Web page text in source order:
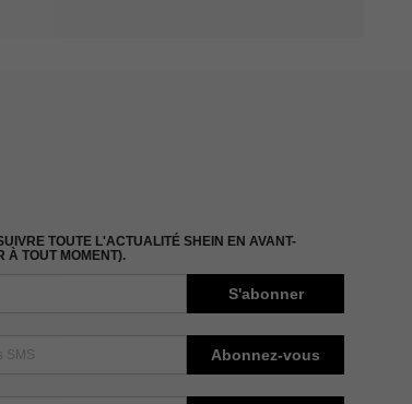
TOUTE L'ACTUALITÉ SHEIN EN AVANT-
À TOUT MOMENT).
S'abonner
Abonnez-vous